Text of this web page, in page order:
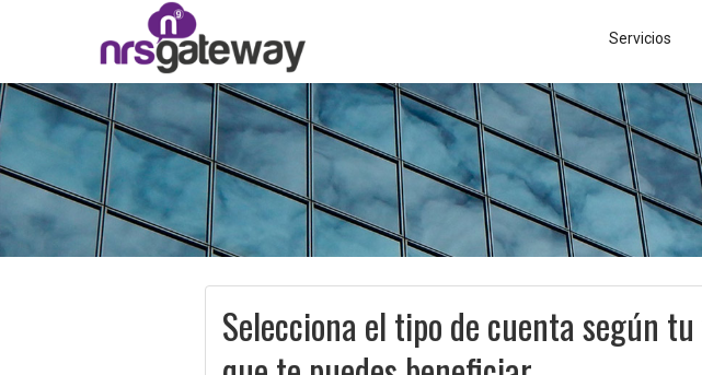
Servicios
Selecciona el tipo de cuenta según